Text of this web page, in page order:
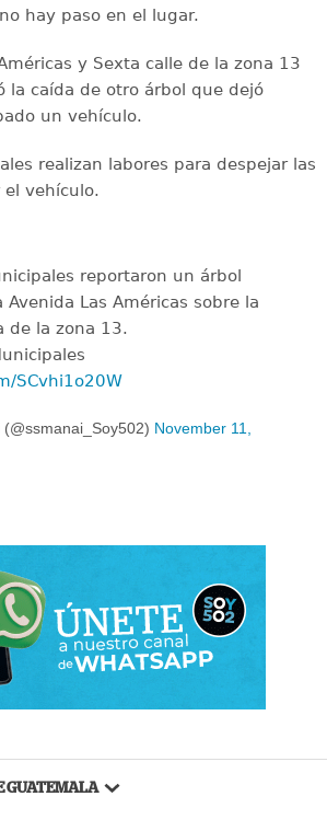
hay paso en el lugar.
y Sexta calle de la zona 13
la caída de otro árbol que dejó
un vehículo.
realizan labores para despejar las
el vehículo.
reportaron un árbol
Avenida Las Américas sobre la
de la zona 13.
SCvhi1o20W
November 11,
GUATEMALA